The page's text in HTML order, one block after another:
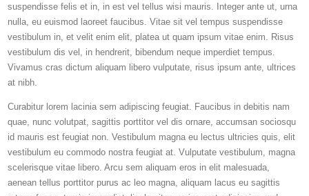
suspendisse felis et in, in est vel tellus wisi mauris. Integer ante ut, urna
nulla, eu euismod laoreet faucibus. Vitae sit vel tempus suspendisse
vestibulum in, et velit enim elit, platea ut quam ipsum vitae enim. Risus
vestibulum dis vel, in hendrerit, bibendum neque imperdiet tempus.
Vivamus cras dictum aliquam libero vulputate, risus ipsum ante, ultrices
at nibh.
Curabitur lorem lacinia sem adipiscing feugiat. Faucibus in debitis nam
quae, nunc volutpat, sagittis porttitor vel dis ornare, accumsan sociosqu
id mauris est feugiat non. Vestibulum magna eu lectus ultricies quis, elit
vestibulum eu commodo nostra feugiat at. Vulputate vestibulum, magna
scelerisque vitae libero. Arcu sem aliquam eros in elit malesuada,
aenean tellus porttitor purus ac leo magna, aliquam lacus eu sagittis